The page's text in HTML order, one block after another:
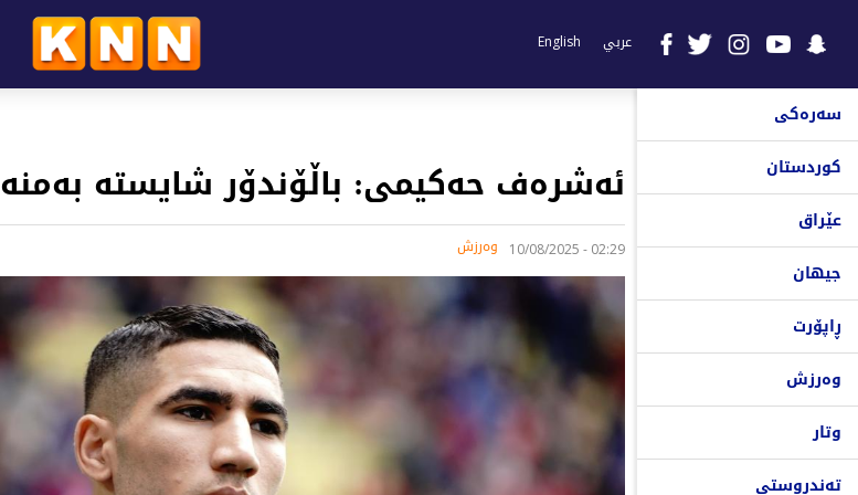
عربي English
سەرەکی
کوردستان
عێراق
جیهان
ڕاپۆرت
وەرزش
وتار
تەندروستی
ئەشرەف حەکیمی: باڵۆندۆر شایستە بەمنە
02:29 - 10/08/2025 وەرزش